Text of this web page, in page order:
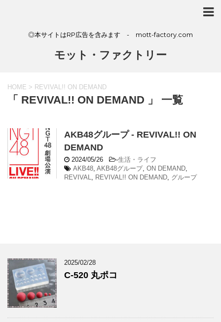
◎本サイトはRP広告を含みます - mott-factory.com
モット・ファクトリー
HOME > REVIVAL!! ON DEMAND
「 REVIVAL!! ON DEMAND 」 一覧
AKB48グループ - REVIVAL!! ON
DEMAND
2024/05/26 -生活・ライフ
AKB48, AKB48グループ, ON DEMAND,
REVIVAL, REVIVAL!! ON DEMAND, グループ
2025/02/28
C-520 丸ポコ